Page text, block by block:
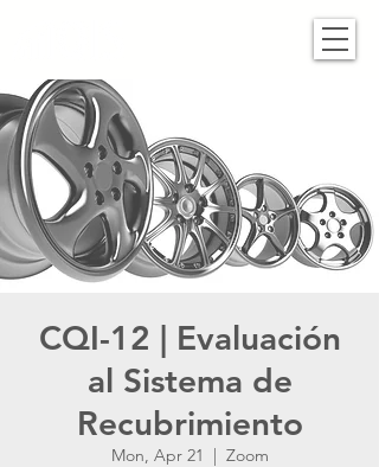
CQI-12 | Evaluación
al Sistema de
Recubrimiento
Mon, Apr 21
  |
Zoom